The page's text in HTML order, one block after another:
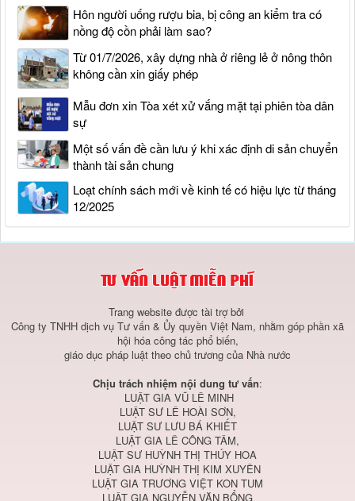
Hôn người uống rượu bia, bị công an kiểm tra có
nồng độ cồn phải làm sao?
Từ 01/7/2026, xây dựng nhà ở riêng lẻ ở nông thôn
không cần xin giấy phép
Mẫu đơn xin Tòa xét xử vắng mặt tại phiên tòa dân
sự
Một số vấn đề cần lưu ý khi xác định di sản chuyển
thành tài sản chung
Loạt chính sách mới về kinh tế có hiệu lực từ tháng
12/2025
Trang website được tài trợ bởi
Công ty TNHH dịch vụ Tư vấn & Ủy quyền Việt Nam, nhằm góp phần xã
hội hóa công tác phổ biến,
giáo dục pháp luật theo chủ trương của Nhà nước
Chịu trách nhiệm nội dung tư vấn:
LUẬT GIA VŨ LÊ MINH
LUẬT SƯ LÊ HOÀI SƠN,
LUẬT SƯ LƯU BÁ KHIẾT
LUẬT GIA LÊ CÔNG TÂM,
LUẬT SƯ HUỲNH THỊ THÚY HOA
LUẬT GIA HUỲNH THỊ KIM XUYÊN
LUẬT GIA TRƯƠNG VIỆT KON TUM
LUẬT GIA NGUYỄN VĂN BỔNG